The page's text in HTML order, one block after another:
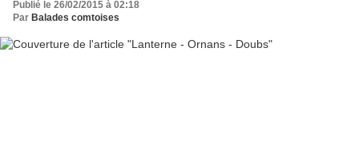
Publié le 26/02/2015 à 02:18
Par Balades comtoises